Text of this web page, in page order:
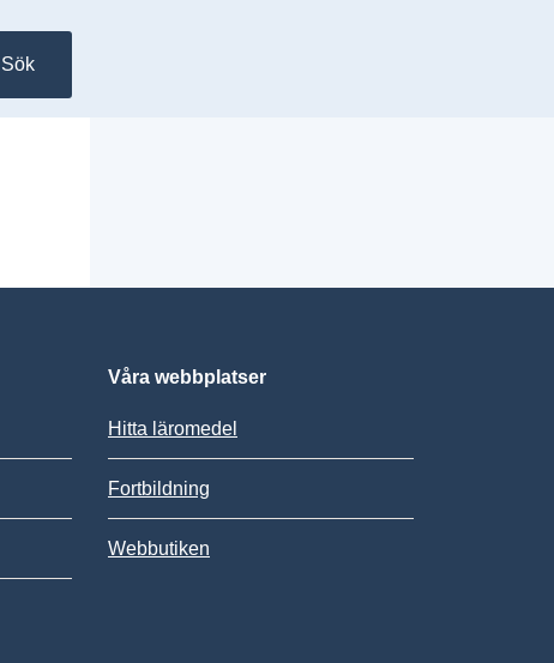
Sök
Våra webbplatser
Hitta läromedel
Fortbildning
Webbutiken